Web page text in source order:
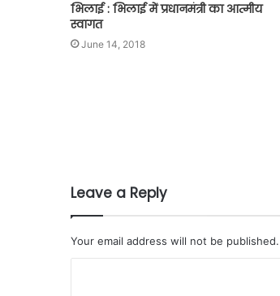
भिलाई : भिलाई में प्रधानमंत्री का आत्मीय
स्वागत
June 14, 2018
Leave a Reply
Your email address will not be published.